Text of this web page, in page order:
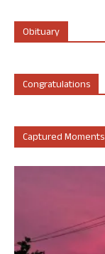
Obituary
Congratulations
Captured Moments